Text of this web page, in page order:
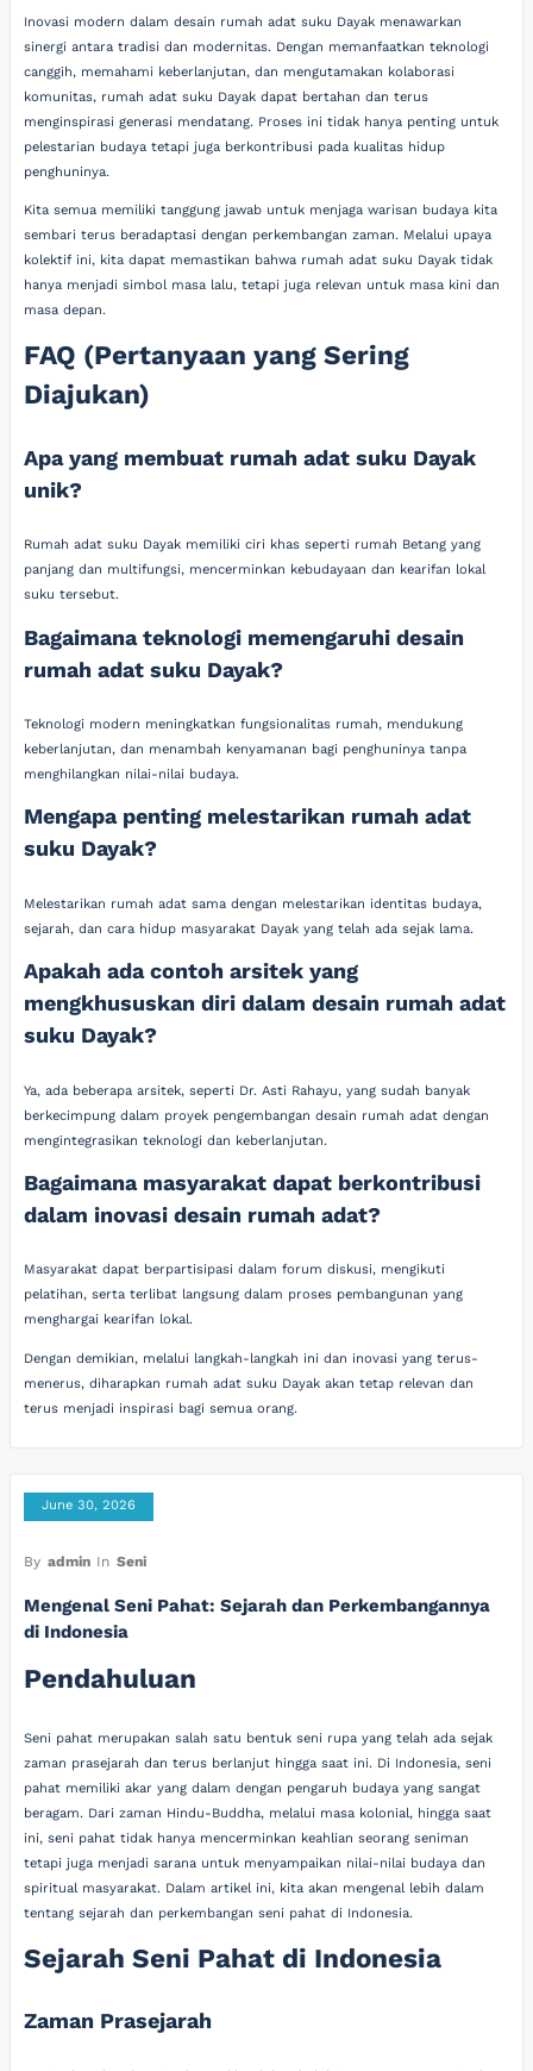
Inovasi modern dalam desain rumah adat suku Dayak menawarkan
sinergi antara tradisi dan modernitas. Dengan memanfaatkan teknologi
canggih, memahami keberlanjutan, dan mengutamakan kolaborasi
komunitas, rumah adat suku Dayak dapat bertahan dan terus
menginspirasi generasi mendatang. Proses ini tidak hanya penting untuk
pelestarian budaya tetapi juga berkontribusi pada kualitas hidup
penghuninya.
Kita semua memiliki tanggung jawab untuk menjaga warisan budaya kita
sembari terus beradaptasi dengan perkembangan zaman. Melalui upaya
kolektif ini, kita dapat memastikan bahwa rumah adat suku Dayak tidak
hanya menjadi simbol masa lalu, tetapi juga relevan untuk masa kini dan
masa depan.
FAQ (Pertanyaan yang Sering
Diajukan)
Apa yang membuat rumah adat suku Dayak
unik?
Rumah adat suku Dayak memiliki ciri khas seperti rumah Betang yang
panjang dan multifungsi, mencerminkan kebudayaan dan kearifan lokal
suku tersebut.
Bagaimana teknologi memengaruhi desain
rumah adat suku Dayak?
Teknologi modern meningkatkan fungsionalitas rumah, mendukung
keberlanjutan, dan menambah kenyamanan bagi penghuninya tanpa
menghilangkan nilai-nilai budaya.
Mengapa penting melestarikan rumah adat
suku Dayak?
Melestarikan rumah adat sama dengan melestarikan identitas budaya,
sejarah, dan cara hidup masyarakat Dayak yang telah ada sejak lama.
Apakah ada contoh arsitek yang
mengkhususkan diri dalam desain rumah adat
suku Dayak?
Ya, ada beberapa arsitek, seperti Dr. Asti Rahayu, yang sudah banyak
berkecimpung dalam proyek pengembangan desain rumah adat dengan
mengintegrasikan teknologi dan keberlanjutan.
Bagaimana masyarakat dapat berkontribusi
dalam inovasi desain rumah adat?
Masyarakat dapat berpartisipasi dalam forum diskusi, mengikuti
pelatihan, serta terlibat langsung dalam proses pembangunan yang
menghargai kearifan lokal.
Dengan demikian, melalui langkah-langkah ini dan inovasi yang terus-
menerus, diharapkan rumah adat suku Dayak akan tetap relevan dan
terus menjadi inspirasi bagi semua orang.
June 30, 2026
By admin In Seni
Mengenal Seni Pahat: Sejarah dan Perkembangannya
di Indonesia
Pendahuluan
Seni pahat merupakan salah satu bentuk seni rupa yang telah ada sejak
zaman prasejarah dan terus berlanjut hingga saat ini. Di Indonesia, seni
pahat memiliki akar yang dalam dengan pengaruh budaya yang sangat
beragam. Dari zaman Hindu-Buddha, melalui masa kolonial, hingga saat
ini, seni pahat tidak hanya mencerminkan keahlian seorang seniman
tetapi juga menjadi sarana untuk menyampaikan nilai-nilai budaya dan
spiritual masyarakat. Dalam artikel ini, kita akan mengenal lebih dalam
tentang sejarah dan perkembangan seni pahat di Indonesia.
Sejarah Seni Pahat di Indonesia
Zaman Prasejarah